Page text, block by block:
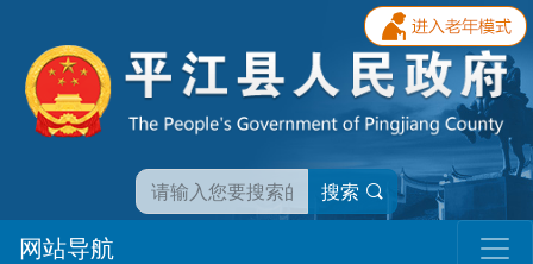
搜索
网站导航